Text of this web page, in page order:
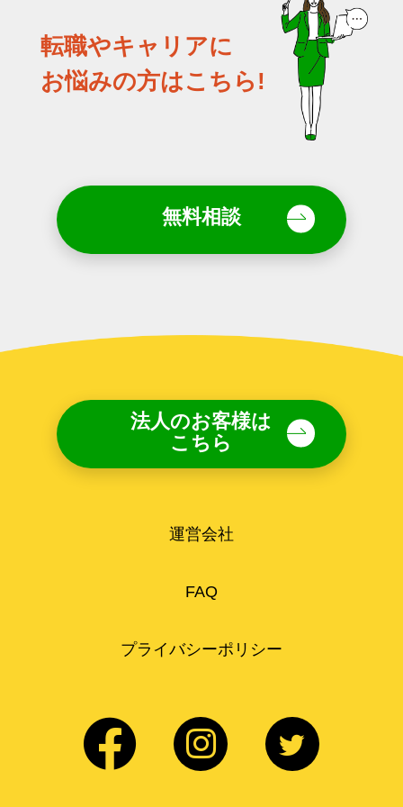
転職やキャリアに
お悩みの方はこちら!
無料相談
法人のお客様は
こちら
運営会社
FAQ
プライバシーポリシー